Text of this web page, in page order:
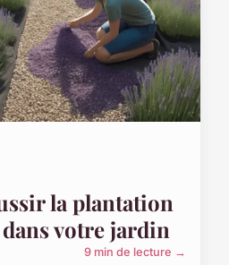
la plantation
votre jardin
9 min de lecture →